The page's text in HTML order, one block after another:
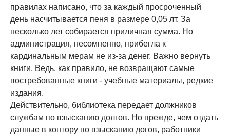
правилах написано, что за каждый просроченный
день насчитывается пеня в размере 0,05 лт. За
несколько лет собирается приличная сумма. Но
администрация, несомненно, прибегла к
кардинальным мерам не из-за денег. Важно вернуть
книги. Ведь, как правило, не возвращают самые
востребованные книги - учебные материалы, редкие
издания.
Действительно, библиотека передает должников
службам по взысканию долгов. Но прежде, чем отдать
данные в контору по взысканию догов, работники